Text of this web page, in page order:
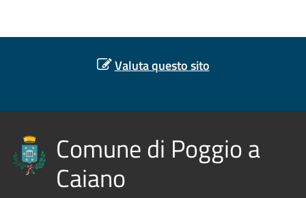
Valuta questo sito
Comune di Poggio a
Caiano